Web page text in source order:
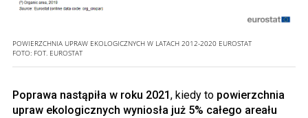
POWIERZCHNIA UPRAW EKOLOGICZNYCH W LATACH 2012-2020 EUROSTAT
FOTO: FOT. EUROSTAT
Poprawa nastąpiła w roku 2021, kiedy to powierzchnia
upraw ekologicznych wyniosła już 5% całego areału